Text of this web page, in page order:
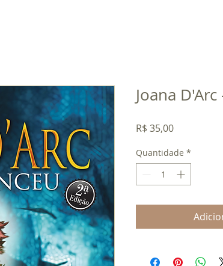
Joana
R$ 35,00Preço
Quantidade *